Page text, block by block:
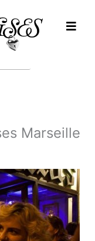
Marseille